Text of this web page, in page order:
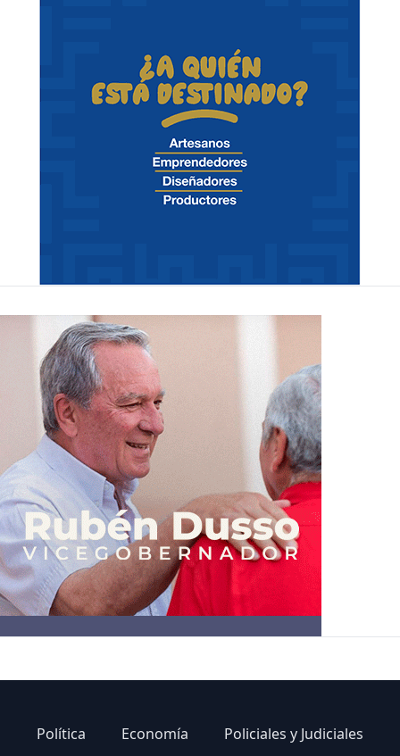
Política Economía Policiales y Judiciales